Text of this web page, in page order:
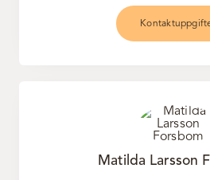
Matilda Larsson